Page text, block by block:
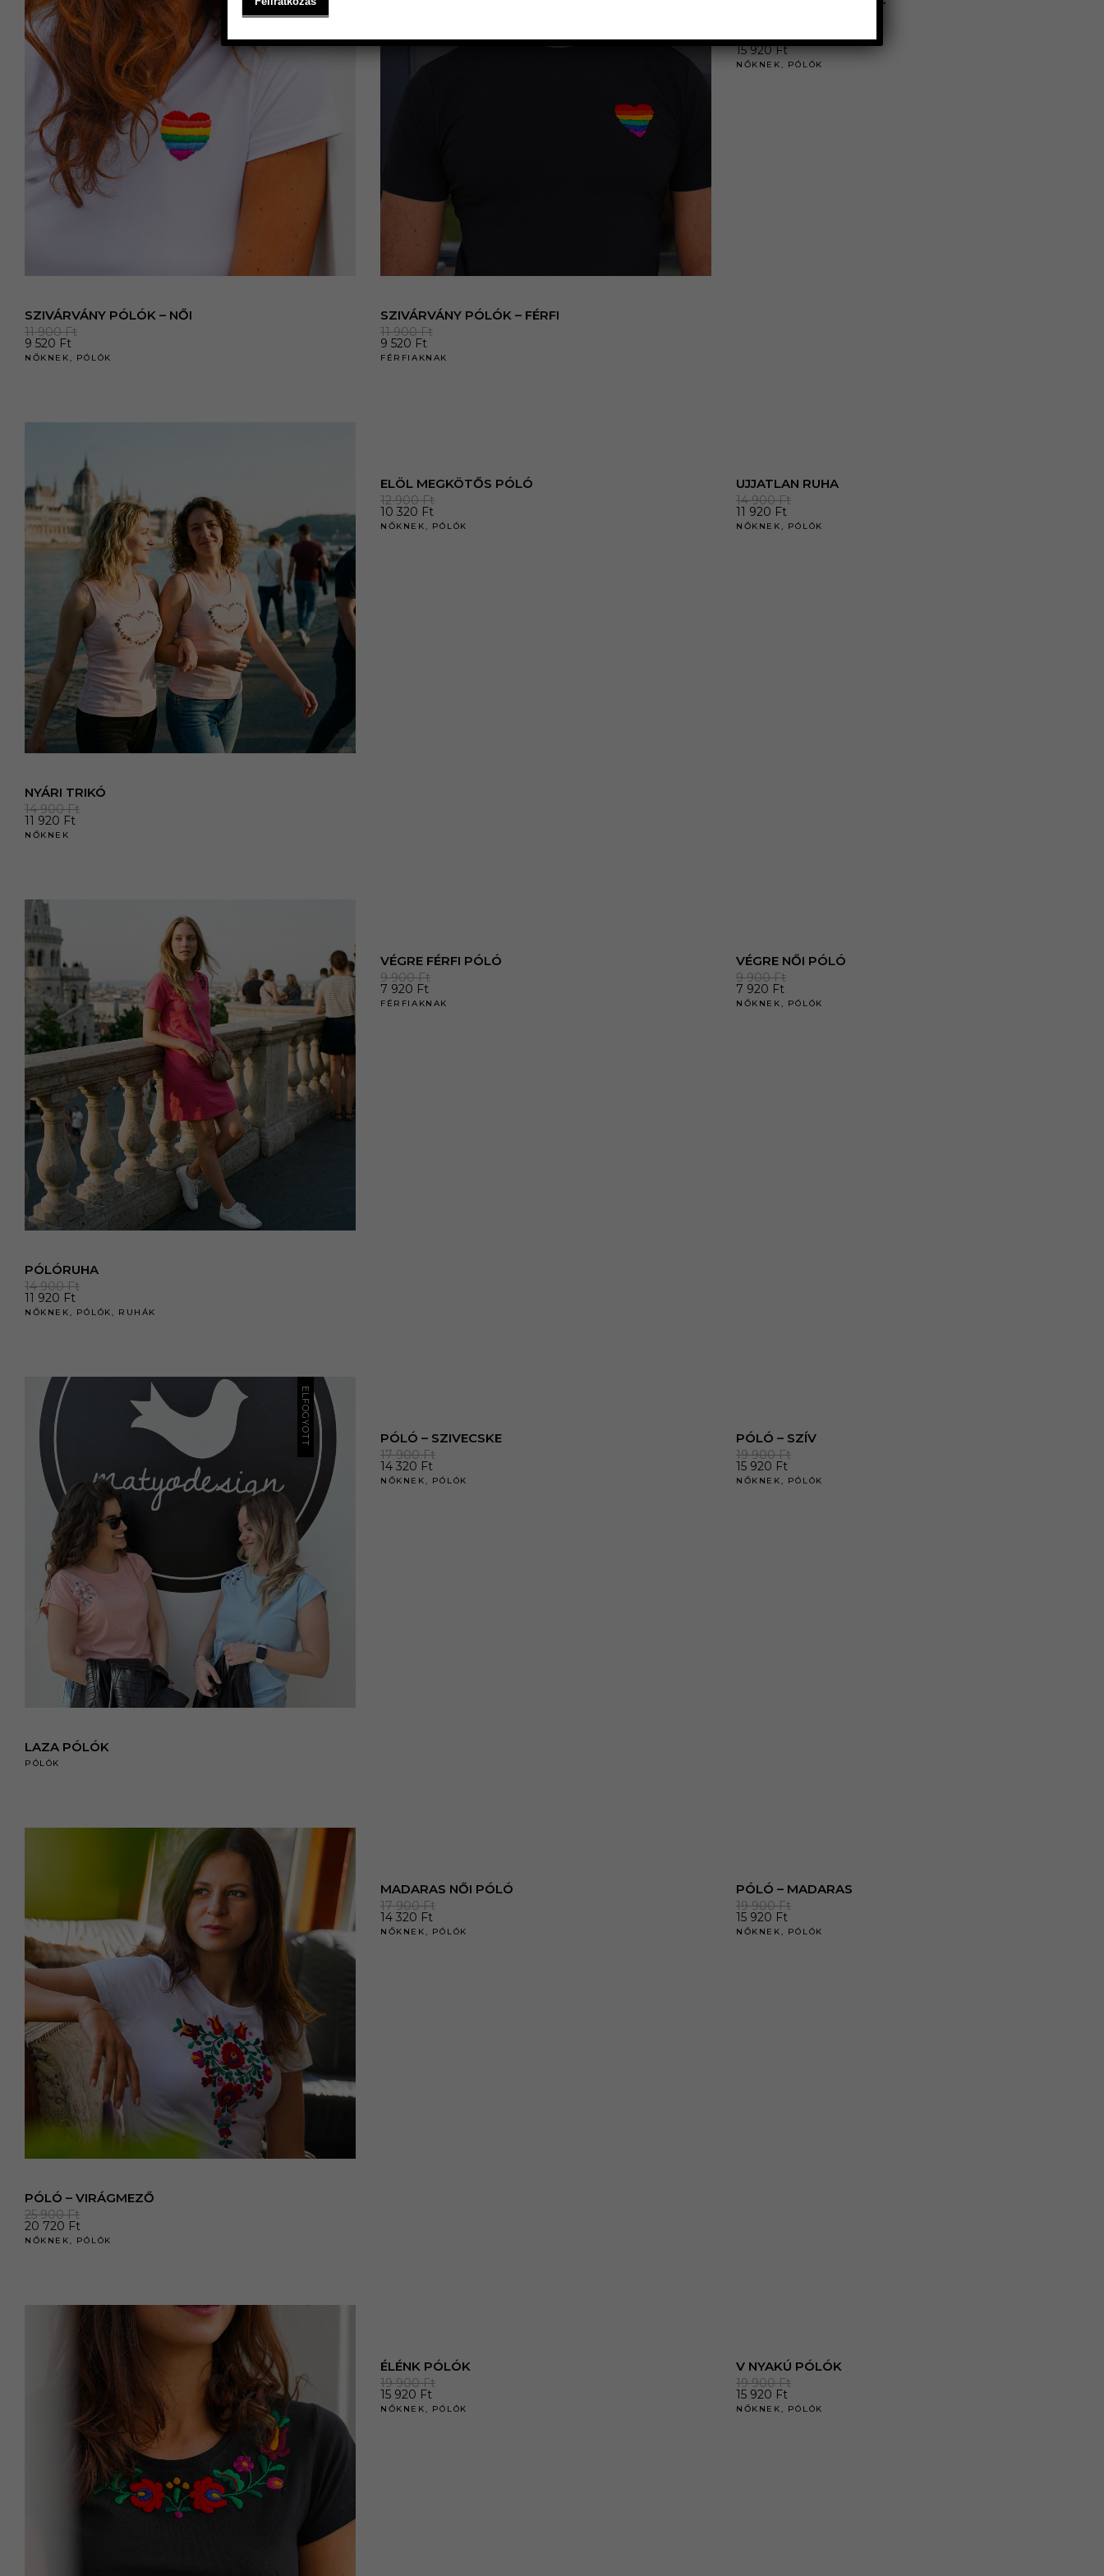
SZIVÁRVÁNY PÓLÓK – NŐI
11 900Ft
9 520 Ft
NŐKNEK, PÓLÓK
SZIVÁRVÁNY PÓLÓK – FÉRFI
11 900Ft
9 520 Ft
FÉRFIAKNAK
MINDENNAPI SZERETET
19 900Ft
15 920Ft
NŐKNEK, PÓLÓK
NYÁRI TRIKÓ
14 900Ft
11 920 Ft
NŐKNEK
ELÖL MEGKÖTŐS PÓLÓ
12 900Ft
10 320 Ft
NŐKNEK, PÓLÓK
UJJATLAN RUHA
14 900Ft
11 920 Ft
NŐKNEK, PÓLÓK
PÓLÓRUHA
14 900Ft
11 920 Ft
NŐKNEK, PÓLÓK, RUHÁK
VÉGRE FÉRFI PÓLÓ
9 900Ft
7 920 Ft
FÉRFIAKNAK
VÉGRE NŐI PÓLÓ
9 900Ft
7 920 Ft
NŐKNEK, PÓLÓK
ELFOGYOTT
LAZA PÓLÓK
PÓLÓK
PÓLÓ – SZIVECSKE
17 900Ft
14 320 Ft
NŐKNEK, PÓLÓK
PÓLÓ – SZÍV
19 900Ft
15 920 Ft
NŐKNEK, PÓLÓK
PÓLÓ – VIRÁGMEZŐ
25 900Ft
20 720 Ft
NŐKNEK, PÓLÓK
MADARAS NŐI PÓLÓ
17 900Ft
14 320 Ft
NŐKNEK, PÓLÓK
PÓLÓ – MADARAS
19 900Ft
15 920 Ft
NŐKNEK, PÓLÓK
ÉLÉNK PÓLÓK
19 900Ft
15 920 Ft
NŐKNEK, PÓLÓK
V NYAKÚ PÓLÓK
19 900Ft
15 920 Ft
NŐKNEK, PÓLÓK